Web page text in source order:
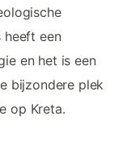
heeft een
en het is een
bijzondere plek
op Kreta.